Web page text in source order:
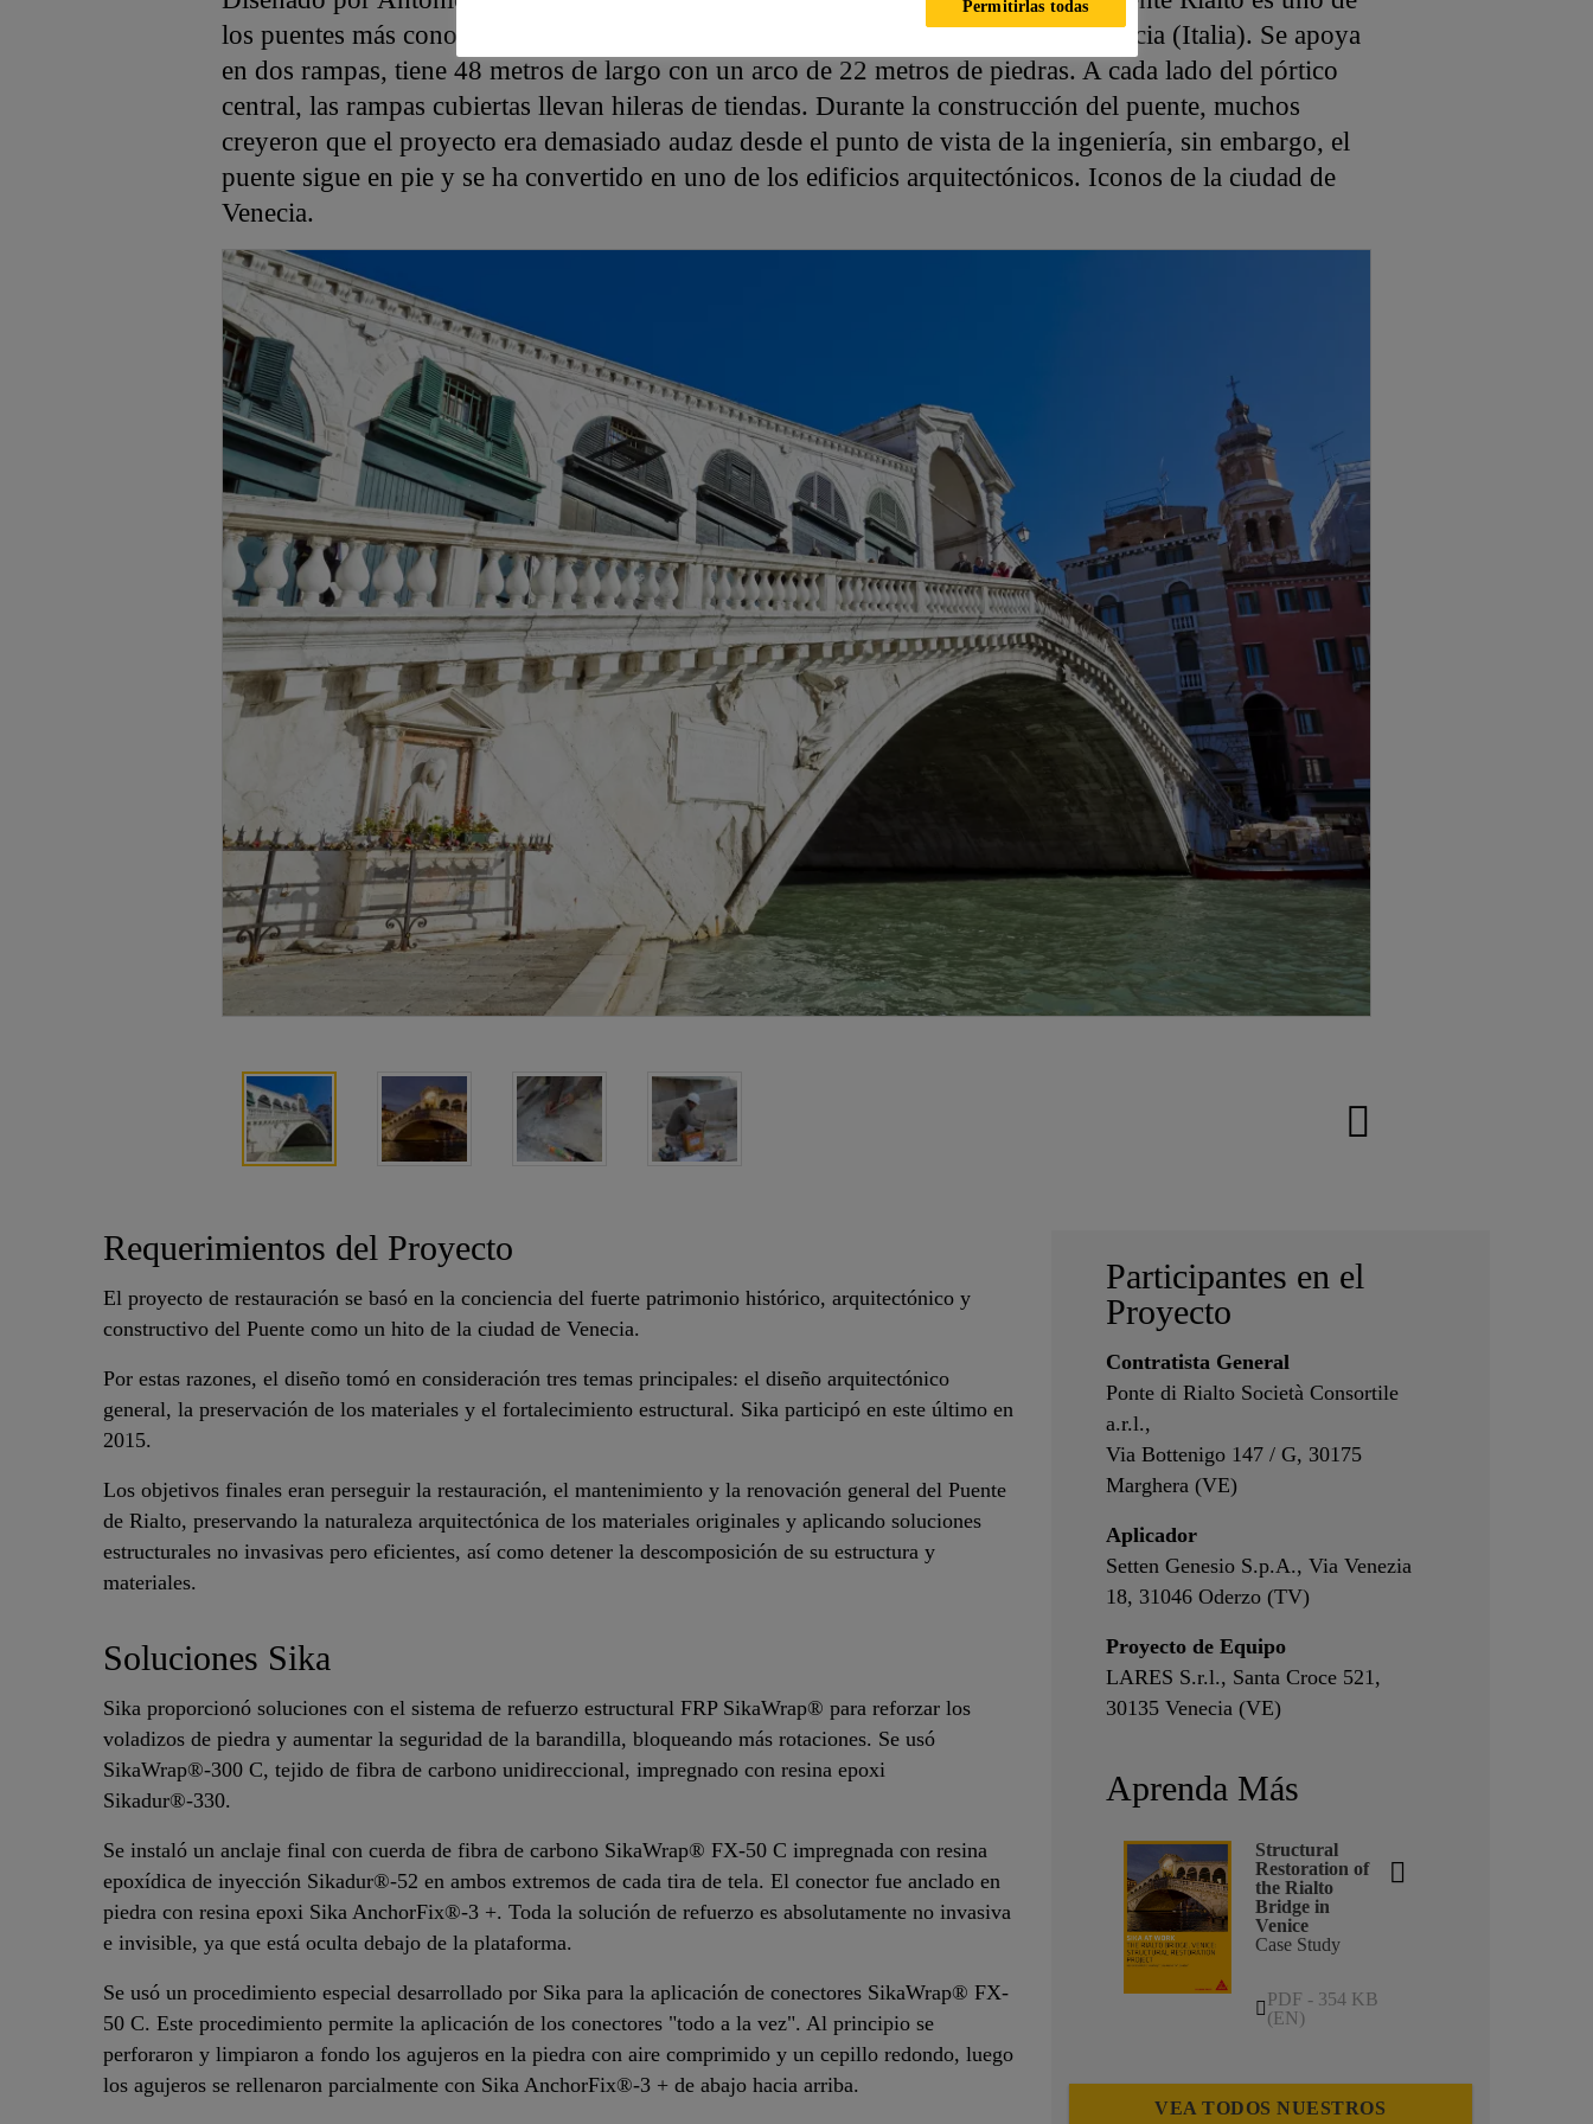
los puentes más conocidos del mundo y es sin duda el puente más famoso de Venecia (Italia). Se apoya
en dos rampas, tiene 48 metros de largo con un arco de 22 metros de piedras. A cada lado del pórtico
central, las rampas cubiertas llevan hileras de tiendas. Durante la construcción del puente, muchos
creyeron que el proyecto era demasiado audaz desde el punto de vista de la ingeniería, sin embargo, el
puente sigue en pie y se ha convertido en uno de los edificios arquitectónicos. Iconos de la ciudad de
Venecia.
Requerimientos del Proyecto
El proyecto de restauración se basó en la conciencia del fuerte patrimonio histórico, arquitectónico y
constructivo del Puente como un hito de la ciudad de Venecia.
Por estas razones, el diseño tomó en consideración tres temas principales: el diseño arquitectónico
general, la preservación de los materiales y el fortalecimiento estructural. Sika participó en este último en
2015.
Los objetivos finales eran perseguir la restauración, el mantenimiento y la renovación general del Puente
de Rialto, preservando la naturaleza arquitectónica de los materiales originales y aplicando soluciones
estructurales no invasivas pero eficientes, así como detener la descomposición de su estructura y
materiales.
Soluciones Sika
Sika proporcionó soluciones con el sistema de refuerzo estructural FRP SikaWrap® para reforzar los
voladizos de piedra y aumentar la seguridad de la barandilla, bloqueando más rotaciones. Se usó
SikaWrap®-300 C, tejido de fibra de carbono unidireccional, impregnado con resina epoxi
Sikadur®-330.
Se instaló un anclaje final con cuerda de fibra de carbono SikaWrap® FX-50 C impregnada con resina
epoxídica de inyección Sikadur®-52 en ambos extremos de cada tira de tela. El conector fue anclado en
piedra con resina epoxi Sika AnchorFix®-3 +. Toda la solución de refuerzo es absolutamente no invasiva
e invisible, ya que está oculta debajo de la plataforma.
Se usó un procedimiento especial desarrollado por Sika para la aplicación de conectores SikaWrap® FX-
50 C. Este procedimiento permite la aplicación de los conectores "todo a la vez". Al principio se
perforaron y limpiaron a fondo los agujeros en la piedra con aire comprimido y un cepillo redondo, luego
los agujeros se rellenaron parcialmente con Sika AnchorFix®-3 + de abajo hacia arriba.
Participantes en el
Proyecto
Contratista General
Ponte di Rialto Società Consortile
a.r.l.,
Via Bottenigo 147 / G, 30175
Marghera (VE)
Aplicador
Setten Genesio S.p.A., Via Venezia
18, 31046 Oderzo (TV)
Proyecto de Equipo
LARES S.r.l., Santa Croce 521,
30135 Venecia (VE)
Aprenda Más
Structural
Restoration of
the Rialto
Bridge in
Venice
Case Study
PDF - 354 KB
(EN)
VEA TODOS NUESTROS
Permitirlas todas